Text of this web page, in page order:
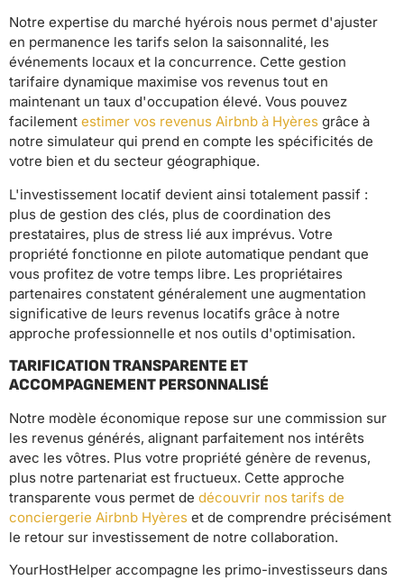
Notre expertise du marché hyérois nous permet d'ajuster
en permanence les tarifs selon la saisonnalité, les
événements locaux et la concurrence. Cette gestion
tarifaire dynamique maximise vos revenus tout en
maintenant un taux d'occupation élevé. Vous pouvez
facilement estimer vos revenus Airbnb à Hyères grâce à
notre simulateur qui prend en compte les spécificités de
votre bien et du secteur géographique.
L'investissement locatif devient ainsi totalement passif :
plus de gestion des clés, plus de coordination des
prestataires, plus de stress lié aux imprévus. Votre
propriété fonctionne en pilote automatique pendant que
vous profitez de votre temps libre. Les propriétaires
partenaires constatent généralement une augmentation
significative de leurs revenus locatifs grâce à notre
approche professionnelle et nos outils d'optimisation.
TARIFICATION TRANSPARENTE ET
ACCOMPAGNEMENT PERSONNALISÉ
Notre modèle économique repose sur une commission sur
les revenus générés, alignant parfaitement nos intérêts
avec les vôtres. Plus votre propriété génère de revenus,
plus notre partenariat est fructueux. Cette approche
transparente vous permet de découvrir nos tarifs de
conciergerie Airbnb Hyères et de comprendre précisément
le retour sur investissement de notre collaboration.
YourHostHelper accompagne les primo-investisseurs dans